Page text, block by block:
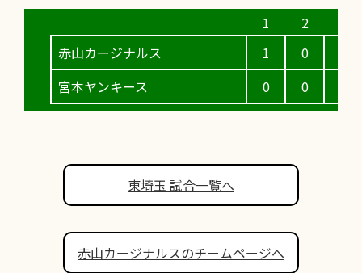
赤山カージナルス
宮本ヤンキース
1
0
0
0
東埼玉 試合一覧へ
赤山カージナルスのチームページへ